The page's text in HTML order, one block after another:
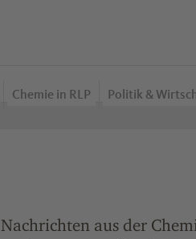
Chemie in RLP Politik &
Nachrichten aus der